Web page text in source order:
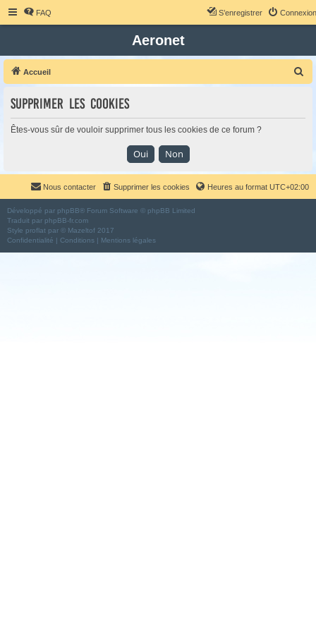
FAQ Connexion
S’enregistrer
Aeronet
Accueil
c
h
Supprimer les cookies
Êtes-vous sûr de vouloir supprimer tous les cookies de ce forum ?
Heures au format UTC+02:00
Supprimer les cookies
Nous contacter
Développé par phpBB® Forum Software © phpBB Limited
Traduit par phpBB-fr.com
Style proflat par © Mazeltof 2017
Confidentialité | Conditions | Mentions légales